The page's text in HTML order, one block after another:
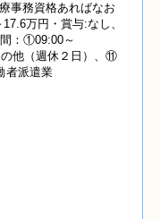
事務資格あればなお
万円・賞与:なし、
：①09:00～
他（週休２日）、⑪
者派遣業